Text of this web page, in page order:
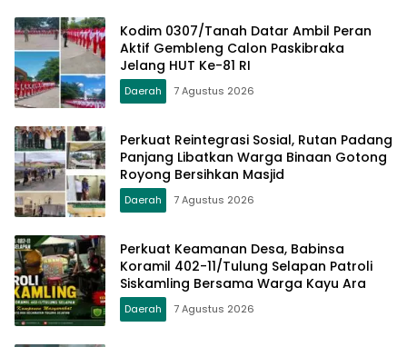
Kodim 0307/Tanah Datar Ambil Peran
Aktif Gembleng Calon Paskibraka
Jelang HUT Ke-81 RI
Daerah 7 Agustus 2026
Perkuat Reintegrasi Sosial, Rutan Padang
Panjang Libatkan Warga Binaan Gotong
Royong Bersihkan Masjid
Daerah 7 Agustus 2026
Perkuat Keamanan Desa, Babinsa
Koramil 402-11/Tulung Selapan Patroli
Siskamling Bersama Warga Kayu Ara
Daerah 7 Agustus 2026